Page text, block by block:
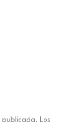
publicada. Los